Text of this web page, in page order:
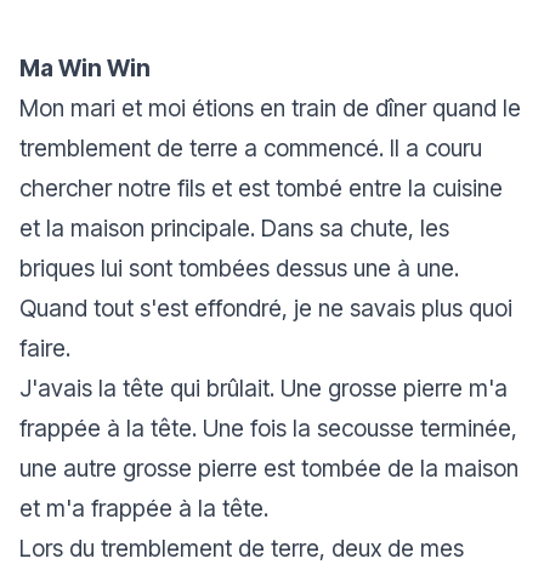
Ma Win Win
Mon mari et moi étions en train de dîner quand le
tremblement de terre a commencé. Il a couru
chercher notre fils et est tombé entre la cuisine
et la maison principale. Dans sa chute, les
briques lui sont tombées dessus une à une.
Quand tout s'est effondré, je ne savais plus quoi
faire.
J'avais la tête qui brûlait. Une grosse pierre m'a
frappée à la tête. Une fois la secousse terminée,
une autre grosse pierre est tombée de la maison
et m'a frappée à la tête.
Lors du tremblement de terre, deux de mes